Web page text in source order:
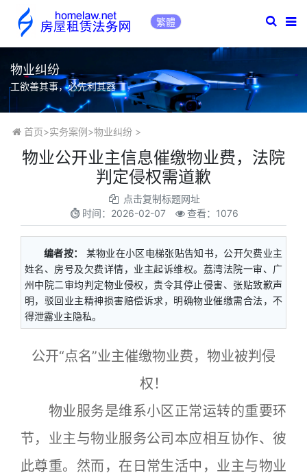
繁體
物业纠纷
工欲善其事，必先利其器
首页>实务案例 >物业纠纷>
物业公开业主信息催缴物业费，法院
判定侵权需道歉
点击复制标题网址
时间： 2026-02-07 查看：1076
编者按：
某物业在小区电梯张贴告知书，公开欠费业主
姓名、房号及欠费详情，业主起诉维权。荔湾法院一审、广
州中院二审均判定物业侵权，责令其停止侵害、张贴致歉声
明，驳回业主精神损害赔偿诉求，明确物业催缴需合法，不
得泄露业主隐私。
公开“点名”业主催缴物业费，物业被判侵
权！
物业服务是维系小区正常运转的重要环
节，业主与物业服务公司本应相互协作、彼
此尊重。然而，在日常生活中，业主与物业